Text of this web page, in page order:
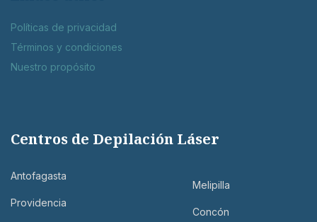
Políticas de privacidad
Términos y condiciones
Nuestro propósito
Centros de Depilación Láser
Antofagasta
Providencia
Melipilla
Concón